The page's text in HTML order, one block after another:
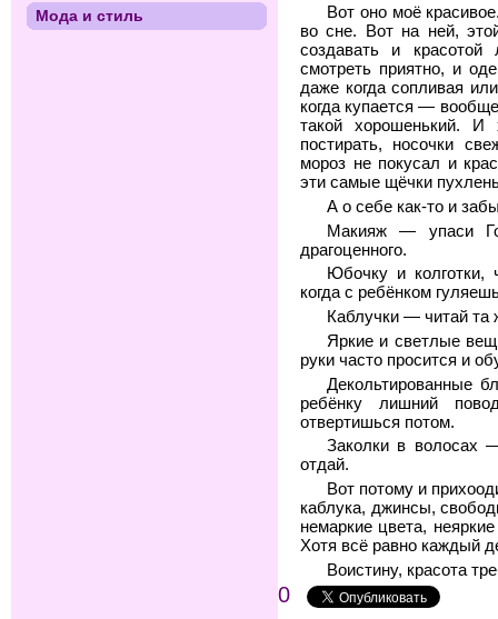
Вот оно моё
во сне. Вот на ней,
создавать и
смотреть приятно, и
даже когда сопливая
когда купается —
такой хорошенький. И
постирать, носочки
мороз не покусал и
эти самые щёчки
А о себе как-то и
Макияж — упаси
драгоценного.
Юбочку и колготки,
когда с ребёнком
Каблучки — читай та
Яркие и светлые
руки часто просится и
Декольтированные
ребёнку лишний
отвертишься потом.
Заколки в волосах
отдай.
Вот потому и
каблука, джинсы,
немаркие цвета,
Хотя всё равно каждый
Воистину, красота
0
Мода и стиль